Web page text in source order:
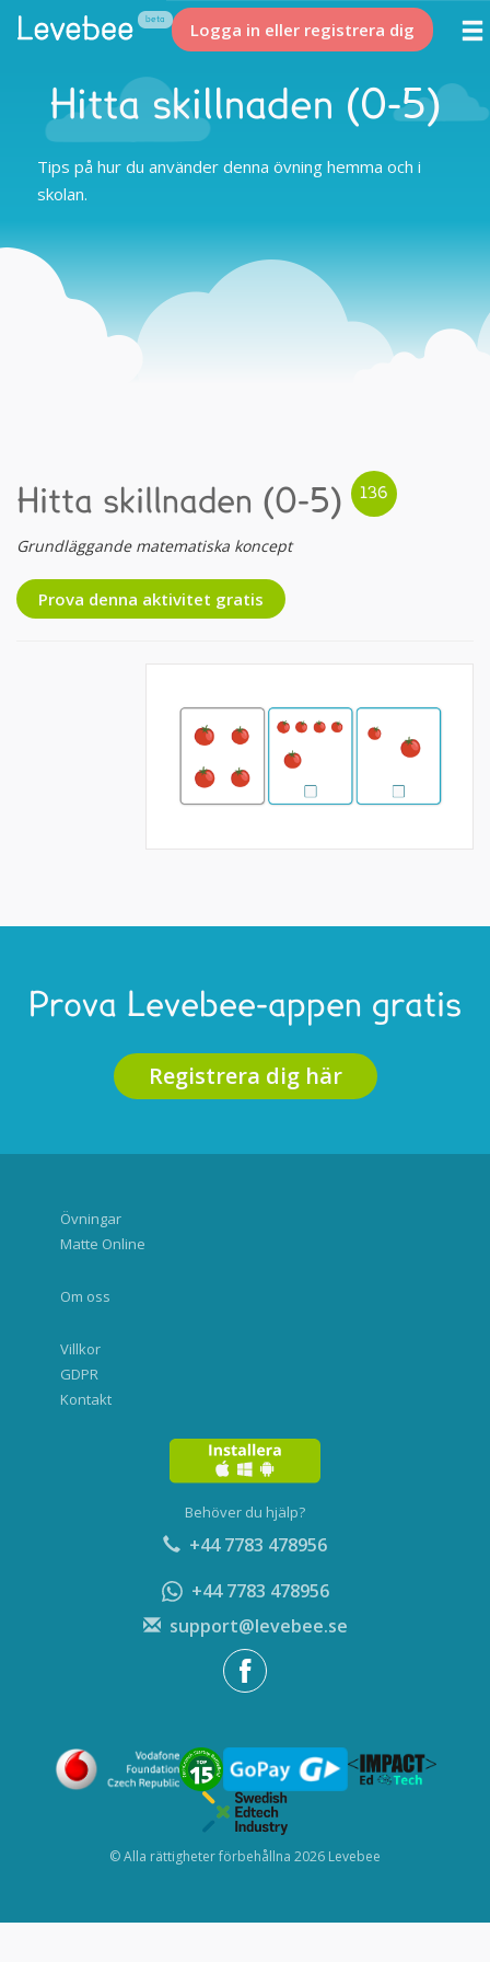
Logga in eller registrera dig
Hitta skillnaden (0-5)
Tips på hur du använder denna övning hemma och i
skolan.
Hitta skillnaden (0-5)
Grundläggande matematiska koncept
Prova denna aktivitet gratis
Prova Levebee-appen gratis
Registrera dig här
Övningar
Matte Online
Om oss
Villkor
GDPR
Kontakt
Behöver du hjälp?
+44 7783 478956
+44 7783 478956
support@levebee.se
© Alla rättigheter förbehållna 2026 Levebee